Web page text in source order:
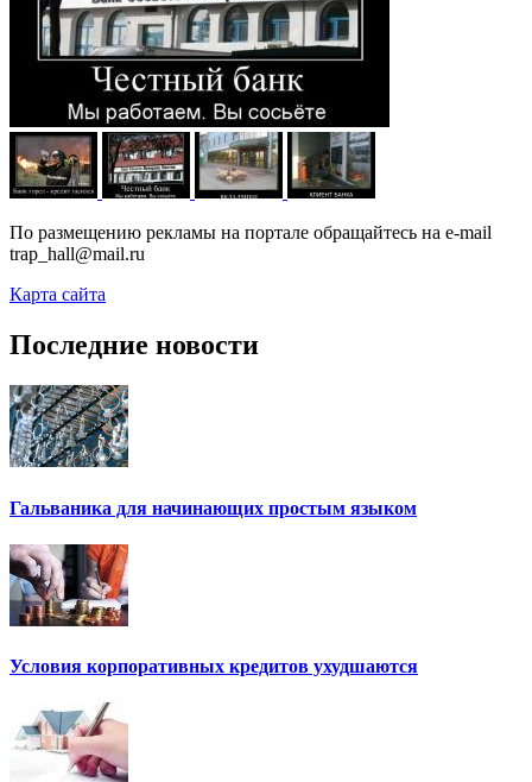
По размещению рекламы на портале обращайтесь на e-mail
trap_hall@mail.ru
Карта сайта
Последние новости
Гальваника для начинающих простым языком
Условия корпоративных кредитов ухудшаются